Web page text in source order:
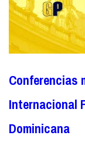
Conferencias
Internacional
Dominicana